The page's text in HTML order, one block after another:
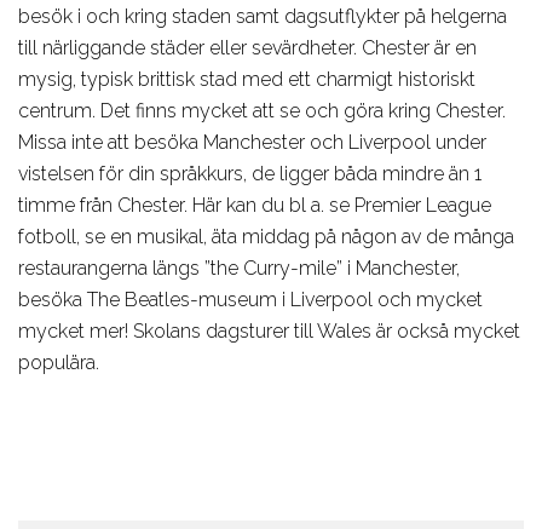
besök i och kring staden samt dagsutflykter på helgerna
till närliggande städer eller sevärdheter. Chester är en
mysig, typisk brittisk stad med ett charmigt historiskt
centrum. Det finns mycket att se och göra kring Chester.
Missa inte att besöka Manchester och Liverpool under
vistelsen för din språkkurs, de ligger båda mindre än 1
timme från Chester. Här kan du bl a. se Premier League
fotboll, se en musikal, äta middag på någon av de många
restaurangerna längs ”the Curry-mile” i Manchester,
besöka The Beatles-museum i Liverpool och mycket
mycket mer! Skolans dagsturer till Wales är också mycket
populära.